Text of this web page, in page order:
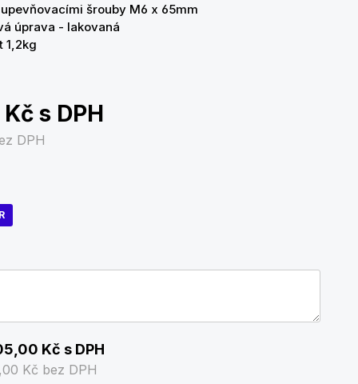
šrouby M6 x 65mm
úprava - lakovaná
1,2kg
s DPH
DPH
Kč s DPH
Kč bez DPH